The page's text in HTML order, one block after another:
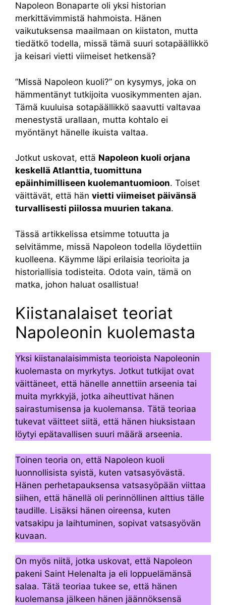
Napoleon Bonaparte oli yksi historian
merkittävimmistä hahmoista. Hänen
vaikutuksensa maailmaan on kiistaton, mutta
tiedätkö todella, missä tämä suuri sotapäällikkö
ja keisari vietti viimeiset hetkensä?
”Missä Napoleon kuoli?” on kysymys, joka on
hämmentänyt tutkijoita vuosikymmenten ajan.
Tämä kuuluisa sotapäällikkö saavutti valtavaa
menestystä urallaan, mutta kohtalo ei
myöntänyt hänelle ikuista valtaa.
Jotkut uskovat, että Napoleon kuoli orjana
keskellä Atlanttia, tuomittuna
epäinhimilliseen kuolemantuomioon. Toiset
väittävät, että hän vietti viimeiset päivänsä
turvallisesti piilossa muurien takana.
Tässä artikkelissa etsimme totuutta ja
selvitämme, missä Napoleon todella löydettiin
kuolleena. Käymme läpi erilaisia teorioita ja
historiallisia todisteita. Odota vain, tämä on
matka, johon haluat osallistua!
Kiistanalaiset teoriat
Napoleonin kuolemasta
Yksi kiistanalaisimmista teorioista Napoleonin
kuolemasta on myrkytys. Jotkut tutkijat ovat
väittäneet, että hänelle annettiin arseenia tai
muita myrkkyjä, jotka aiheuttivat hänen
sairastumisensa ja kuolemansa. Tätä teoriaa
tukevat väitteet siitä, että hänen hiuksistaan ​​
löytyi epätavallisen suuri määrä arseenia.
Toinen teoria on, että Napoleon kuoli
luonnollisista syistä, kuten vatsasyövästä.
Hänen perhetapauksensa vatsasyöpään viittaa
siihen, että hänellä oli perinnöllinen alttius tälle
taudille. Lisäksi hänen oireensa, kuten
vatsakipu ja laihtuminen, sopivat vatsasyövän
kuvaan.
On myös niitä, jotka uskovat, että Napoleon
pakeni Saint Helenalta ja eli loppuelämänsä
salaa. Tätä teoriaa tukee se, että hänen
kuolemansa jälkeen hänen jäännöksensä